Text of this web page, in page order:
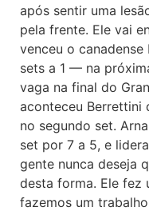
após sentir uma
pela frente. Ele vai
venceu o
sets a 1 — na
vaga na final do
aconteceu Berrettini
no segundo set.
set por 7 a 5, e
gente nunca deseja
desta forma. Ele fez
fazemos um